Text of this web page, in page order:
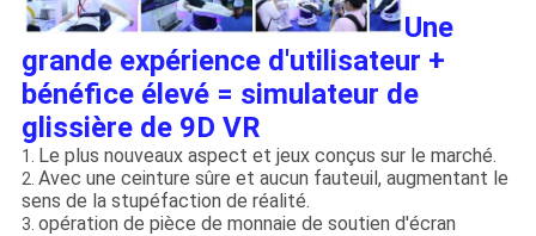
Une
grande expérience d'utilisateur +
bénéfice élevé = simulateur de
glissière de 9D VR
1. Le plus nouveaux aspect et jeux conçus sur le marché.
2. Avec une ceinture sûre et aucun fauteuil, augmentant le
sens de la stupéfaction de réalité.
3. opération de pièce de monnaie de soutien d'écran